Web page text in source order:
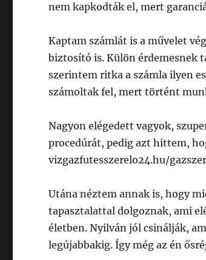
nem kapkodták el, mert
Kaptam számlát is a művelet
biztosító is. Külön érdemesnek
szerintem ritka a számla ilyen
számoltak fel, mert történt
Nagyon elégedett vagyok,
procedúrát, pedig azt hittem,
vizgazfutesszerelo24.hu/
Utána néztem annak is, hogy
tapasztalattal dolgoznak, ami
életben. Nyilván jól csinálják,
legújabbakig. Így még az én